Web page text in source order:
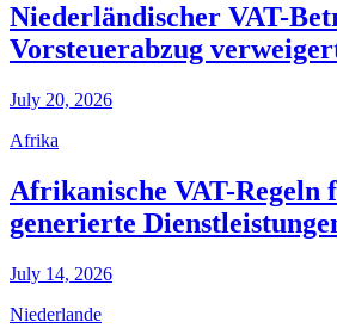
Niederländischer VAT-
Vorsteuerabzug
July 20, 2026
Afrika
Afrikanische VAT-
generierte
July 14, 2026
Niederlande